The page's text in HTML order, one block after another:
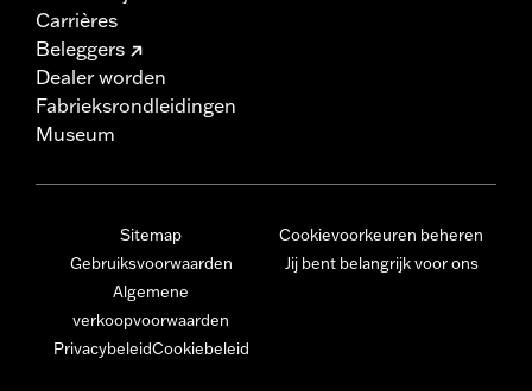
Carrières
Beleggers
Dealer worden
Fabrieksrondleidingen
Museum
Sitemap
Gebruiksvoorwaarden
Algemene
verkoopvoorwaarden
PrivacybeleidCookiebeleid
Cookievoorkeuren beheren
Jij bent belangrijk voor ons